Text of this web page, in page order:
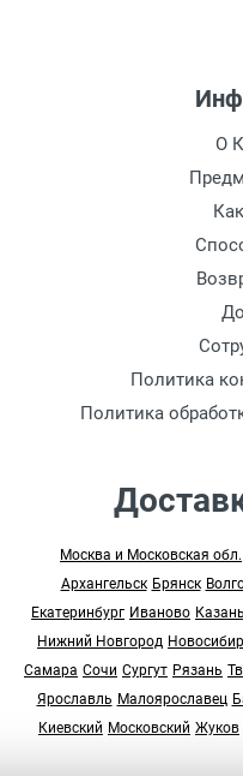
О
Политика
Политика
Москва и Московская обл.
Архангельск Брянск
Екатеринбург Иваново Казань
Нижний Новгород
Самара Сочи Сургут Рязань
Ярославль Малоярославец
Киевский Московский Жуков